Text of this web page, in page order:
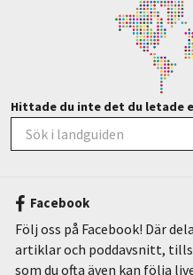
Hittade du inte det du letade
Facebook
Följ oss på Facebook! Där
artiklar och poddavsnitt,
som du ofta även kan följa